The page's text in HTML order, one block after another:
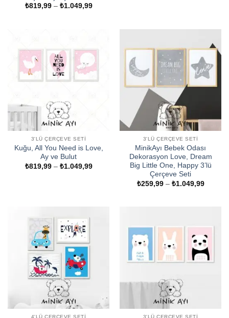
₺819,99 – ₺1.049,99Fiyat
3'LÜ ÇERÇEVE SETI
Kuğu, All You Need is Love,
Ay ve Bulut
₺819,99 – ₺1.049,99Fiyat
3'LÜ ÇERÇEVE SETI
MinikAyı Bebek Odası
Dekorasyon Love, Dream
Big Little One, Happy 3’lü
Çerçeve Seti
₺259,99 – ₺1.049,99Fiyat
4'LÜ ÇERÇEVE SETI 3'LÜ ÇERÇEVE SETI